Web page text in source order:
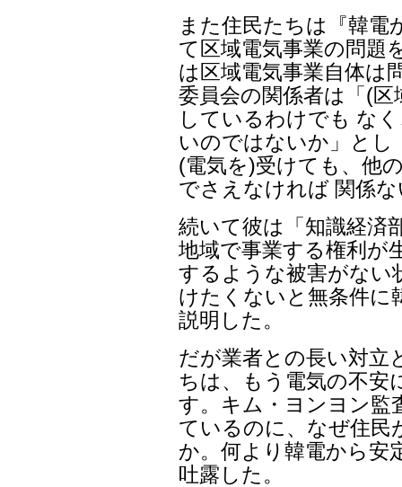
また住民たちは『韓電
て区域電気事業の問題
は区域電気事業自体は
委員会の関係者は「(
しているわけでも な
いのではないか」とし
(電気を)受けても、他
でさえなければ 関係
続いて彼は「知識経済
地域で事業する権利が
するような被害がない
けたくないと無条件に
説明した。
だが業者との長い対立
ちは、もう電気の不安
す。キム・ヨンヨン監
ているのに、なぜ住
か。何より韓電から安
吐露した。